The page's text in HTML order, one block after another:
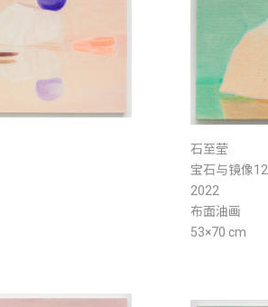
石至莹
宝石与镜像12
2022
布面油画
53×70 cm